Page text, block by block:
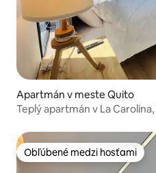
Apartmán v meste Quito
Teplý apartmán v La
Obľúbené medzi hosťami
Obľúbené medzi hosťami